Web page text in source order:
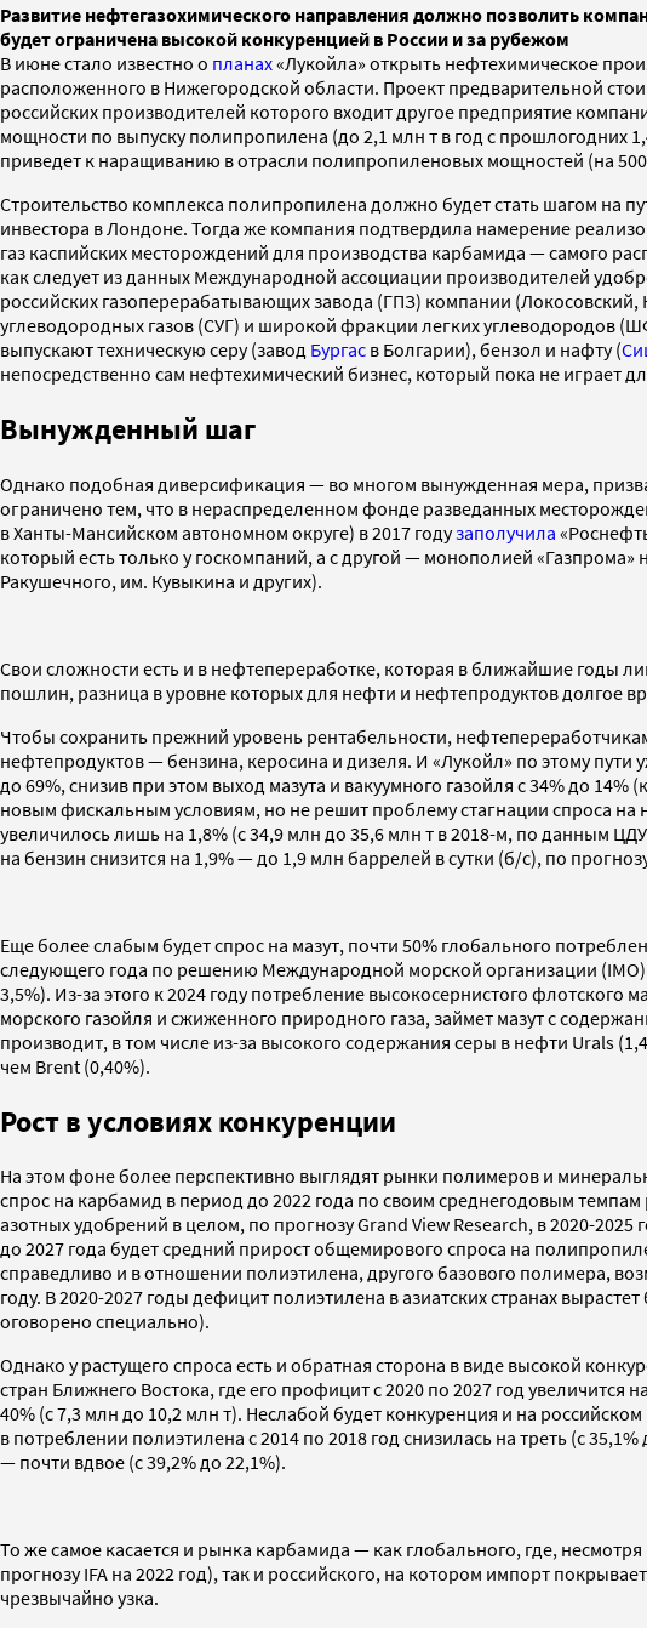
Развитие нефтегазохимического направления должно позволить
будет ограничена высокой конкуренцией в России и за рубежом
В июне стало известно о планах«Лукойла» открыть нефтехимическое
расположенного в Нижегородской области. Проект предварительной
российских производителей которого входит другое предприятие
мощности по выпуску полипропилена (до 2,1 млн т в год с прошлогодних
приведет к наращиванию в отрасли полипропиленовых мощностей (на 500
Строительство комплекса полипропилена должно будет стать шагом на
инвестора в Лондоне. Тогда же компания подтвердила намерение
газ каспийских месторождений для производства карбамида — самого
как следует из данных Международной ассоциации производителей
российских газоперерабатывающих завода (ГПЗ) компании
углеводородных газов (СУГ) и широкой фракции легких углеводородов
выпускают техническую серу (завод Бургас в Болгарии), бензол и нафту (
непосредственно сам нефтехимический бизнес, который пока не играет
Вынужденный шаг
Однако подобная диверсификация — во многом вынужденная мера,
ограничено тем, что в нераспределенном фонде разведанных
в Ханты-Мансийском автономном округе) в 2017 годузаполучила
который есть только у госкомпаний, а с другой — монополией
Ракушечного, им. Кувыкина и других).
Свои сложности есть и в нефтепереработке, которая в ближайшие годы
пошлин, разница в уровне которых для нефти и нефтепродуктов долгое
Чтобы сохранить прежний уровень рентабельности,
нефтепродуктов — бензина, керосина и дизеля. И «Лукойл» по этому пути
до 69%, снизив при этом выход мазута и вакуумного газойля с 34% до 14%
новым фискальным условиям, но не решит проблему стагнации спроса на
увеличилось лишь на 1,8% (с 34,9 млн до 35,6 млн т в 2018-м, по данным
на бензин снизится на 1,9% — до 1,9 млн баррелей в сутки (б/с), по
Еще более слабым будет спрос на мазут, почти 50% глобального
следующего года по решению Международной морской организации
3,5%). Из-за этого к 2024 году потребление высокосернистого
морского газойля и сжиженного природного газа, займет мазут с
производит, в том числе из-за высокого содержания серы в нефти Urals
чем Brent (0,40%).
Рост в условиях конкуренции
На этом фоне более перспективно выглядят рынки полимеров и
спрос на карбамид в период до 2022 года по своим среднегодовым
азотных удобрений в целом, по прогнозу Grand View Research, в 2020-
до 2027 года будет средний прирост общемирового спроса на
справедливо и в отношении полиэтилена, другого базового полимера,
году. В 2020-2027 годы дефицит полиэтилена в азиатских странах
оговорено специально).
Однако у растущего спроса есть и обратная сторона в виде высокой
стран Ближнего Востока, где его профицит с 2020 по 2027 год
40% (с 7,3 млн до 10,2 млн т). Неслабой будет конкуренция и на
в потреблении полиэтилена с 2014 по 2018 год снизилась на треть (с
— почти вдвое (с 39,2% до 22,1%).
То же самое касается и рынка карбамида — как глобального, где,
прогнозу IFA на 2022 год), так и российского, на котором импорт
чрезвычайно узка.